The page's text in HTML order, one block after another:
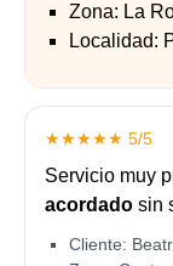
Zona: La
Localidad:
★★★★★ 5/5
Servicio muy
acordado sin
Cliente: